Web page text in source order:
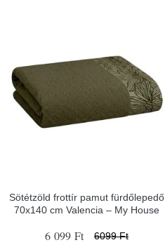
Sötétzöld frottír pamut fürdőlepedő
70x140 cm Valencia – My House
6 099 Ft 6099 Ft